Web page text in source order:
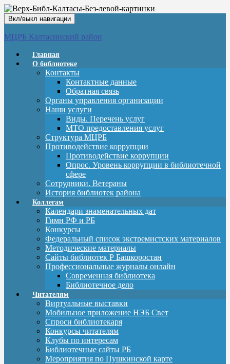
Вкл/выкл навигации
МЦРБ Калтасинский район
Главная
О библиотеке
Контакты
Контактные данные
Обратная связь
Органы управления организации
Наши услуги
Виды. Перечень услуг
МТО предоставления услуг
Структура МЦРБ
Противодействие коррупции
Противодействие коррупции
Опрос. Уровень коррупции в библиотечной
сфере
Сотрудники. Ветераны
История библиотек района
Коллегам
Календари знаменательных дат
Гимн РФ и РБ
Конкурсы
Федеральный список экстремистских материалов
Методические материалы
Сайты библиотек Р Башкоростан
Профессиональные журналы онлайн
Современная библиотека
Библиотечное дело
Читателям
Виртуальные выставки
Мобильное приложение НЭБ Свет
Спроси библиотекаря
Конкурсы читателям
Клубы по интересам
Библиотечные сайты РБ
Мероприятия по Пушкинской карте